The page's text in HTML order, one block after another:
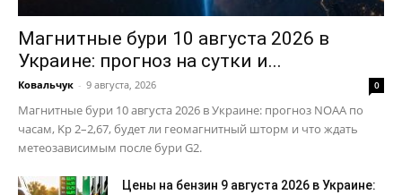
Магнитные бури 10 августа 2026 в
Украине: прогноз на сутки и...
Ковальчук - 9 августа, 2026 0
Магнитные бури 10 августа 2026 в Украине: прогноз NOAA по
часам, Kp 2–2,67, будет ли геомагнитный шторм и что ждать
метеозависимым после бури G2.
Цены на бензин 9 августа 2026 в Украине: